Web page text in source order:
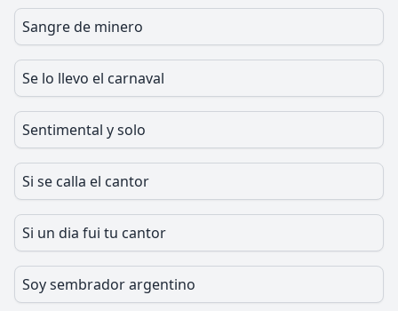
Sangre de minero
Se lo llevo el carnaval
Sentimental y solo
Si se calla el cantor
Si un dia fui tu cantor
Soy sembrador argentino